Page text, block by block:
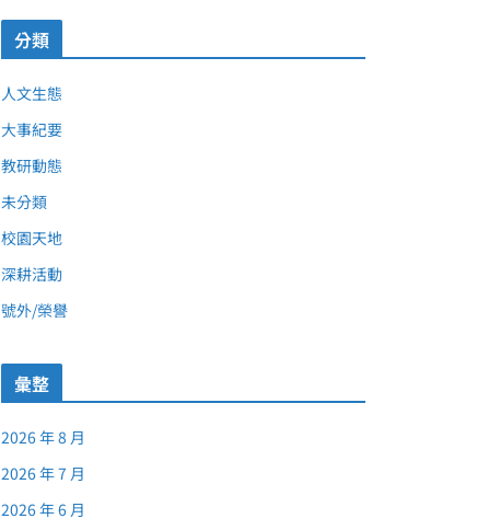
分類
人文生態
大事紀要
教研動態
未分類
校園天地
深耕活動
號外/榮譽
彙整
2026 年 8 月
2026 年 7 月
2026 年 6 月